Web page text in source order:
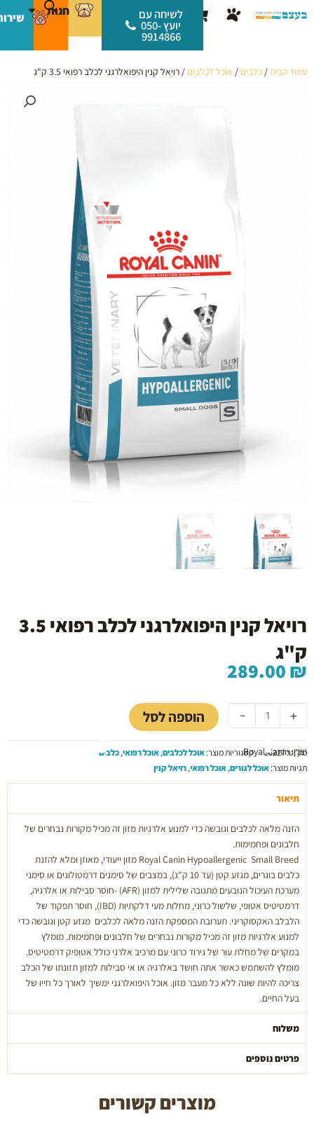
לתוכן
עגלת
קניות
לשיחה עם
יועץ 050-
9914866
חנות
עמוד הבית/ כלבים / אוכל לכלבים / רויאל קנין היפואלרגני לכלב רפואי 3.5 ק"ג
רויאל קנין היפואלרגני לכלב רפואי 3.5
ק"ג
289.00₪
-
של
רויאל
היפואלרגני
לכלב
רפואי
ק"ג
+ הוספה לסל
יצרן: Royal Canin
מק"ט:26227 קטגוריות מוצר:אוכל לכלבים,אוכל רפואי,כלבים
תגיות מוצר:אוכל לגורים,אוכל רפואי,רויאל קנין
תיאור
הזנה מלאה לכלבים וגובשה כדי למנוע אלרגיות מזון זה מכיל מקורות נבחרים של
חלבונים ופחמימות.
Royal Canin Hypoallergenic Small Breed מזון ייעודי, מאוזן ומלא להזנת
כלבים בוגרים, מגזע קטן (עד 10 ק"ג), במצבים של סימנים דרמטולוגים או סימני
מערכת העיכול הנובעים מתגובה שלילית למזון (AFR) -חוסר סבילות או אלרגיה,
דרמטיטיס אטופי, שלשול כרוני, מחלות מעי דלקתיות (IBD), חוסר תפקוד של
הלבלב האקסוקריני. תערובת המספקת הזנה מלאה לכלבים מגזע קטן וגובשה כדי
למנוע אלרגיות מזון זה מכיל מקורות נבחרים של חלבונים ופחמימות. מומלץ
במקרים של מחלת עור של גירוד כרוני עם מרכיב אלרגי כולל אטופיק דרמטיטיס.
מומלץ להשתמש כאשר אתה חושד באלרגיה או אי סבילות למזון תזונתו של הכלב
צריכה להיות שונה ללא כל מעבר מזון. אוכל היפואלרגני ימשיך לאורך כל חייו של
בעל החיים.
משלוח
פרטים נוספים
מוצרים קשורים